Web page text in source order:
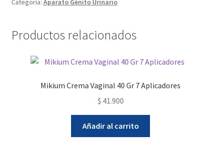
Productos relacionados
Mikium Crema Vaginal 40 Gr 7 Aplicadores
$ 41.900
Añadir al carrito